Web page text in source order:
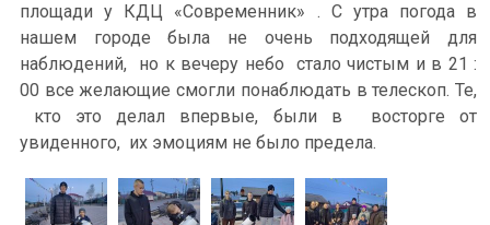
площади у КДЦ «Современник» . С утра погода в
нашем городе была не очень подходящей для
наблюдений, но к вечеру небо стало чистым и в 21 :
00 все желающие смогли понаблюдать в телескоп. Те,
кто это делал впервые, были в восторге от
увиденного, их эмоциям не было предела.